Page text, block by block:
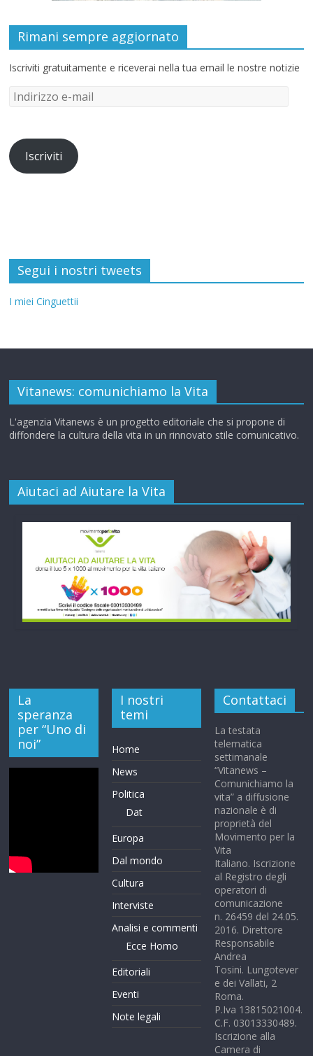
Rimani sempre aggiornato
Iscriviti gratuitamente e riceverai nella tua email le nostre notizie
Iscriviti
Segui i nostri tweets
I miei Cinguettii
Vitanews: comunichiamo la Vita
L'agenzia Vitanews è un progetto editoriale che si propone di
diffondere la cultura della vita in un rinnovato stile comunicativo.
Aiutaci ad Aiutare la Vita
La
speranza
per “Uno di
noi”
I nostri
temi
Home
News
Politica
Dat
Europa
Dal mondo
Cultura
Interviste
Analisi e commenti
Ecce Homo
Editoriali
Eventi
Note legali
Contattaci
La testata
telematica
settimanale
“Vitanews –
Comunichiamo la
vita” a diffusione
nazionale è di
proprietà del
Movimento per la
Vita
Italiano. Iscrizione
al Registro degli
operatori di
comunicazione
n. 26459 del 24.05.
2016. Direttore
Responsabile
Andrea
Tosini. Lungotever
e dei Vallati, 2
Roma.
P.Iva 13815021004.
C.F. 03013330489.
Iscrizione alla
Camera di